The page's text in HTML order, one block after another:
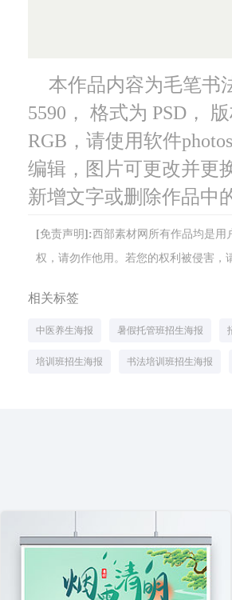
本作品内容为毛笔书
5590， 格式为 PSD，
RGB，请使用软件
编辑，图片可更改并更
新增文字或删除作品中
[免责声明]:西部素材网所有作品均是
权，请勿作他用。若您的权利被侵害，
相关标签
中医养生海报 暑假托管班招生海报
培训班招生海报 书法培训班招生海报